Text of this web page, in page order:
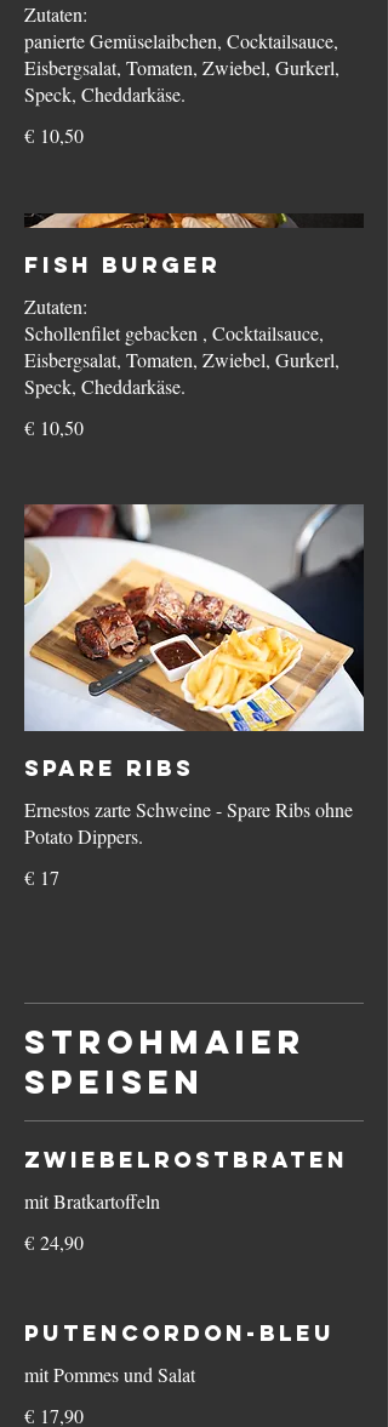
Zutaten:
panierte Gemüselaibchen, Cocktailsauce,
Eisbergsalat, Tomaten, Zwiebel, Gurkerl,
Speck, Cheddarkäse.
€ 10,50
Fish Burger
Zutaten:
Schollenfilet gebacken , Cocktailsauce,
Eisbergsalat, Tomaten, Zwiebel, Gurkerl,
Speck, Cheddarkäse.
€ 10,50
Spare Ribs
Ernestos zarte Schweine - Spare Ribs ohne
Potato Dippers.
€ 17
Strohmaier
Speisen
Zwiebelrostbraten
mit Bratkartoffeln
€ 24,90
Putencordon-bleu
mit Pommes und Salat
€ 17,90